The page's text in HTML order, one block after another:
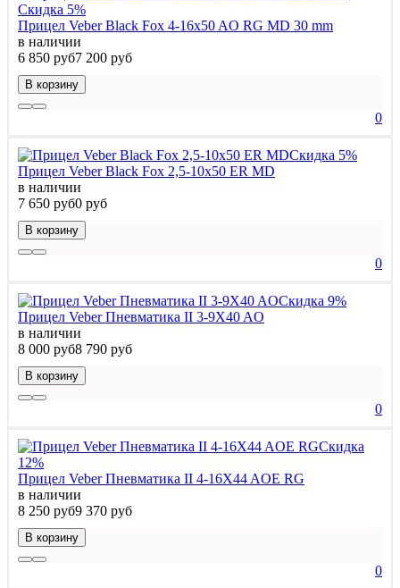
Скидка 5%
Прицел Veber Black Fox 4-16x50 AO RG MD 30 mm
в наличии
6 850 руб7 200 руб
В корзину
0
Скидка 5%
Прицел Veber Black Fox 2,5-10x50 ER MD
в наличии
7 650 руб0 руб
В корзину
0
Скидка 9%
Прицел Veber Пневматика II 3-9X40 AO
в наличии
8 000 руб8 790 руб
В корзину
0
Скидка
12%
Прицел Veber Пневматика II 4-16X44 AOE RG
в наличии
8 250 руб9 370 руб
В корзину
0